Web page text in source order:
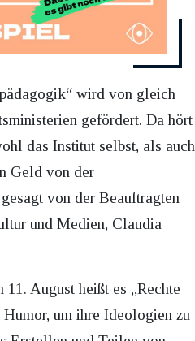
wird von gleich
gefördert. Da hört
das Institut selbst, als auch
Geld von der
von der Beauftragten
und Medien, Claudia
August heißt es „Rechte
um ihre Ideologien zu